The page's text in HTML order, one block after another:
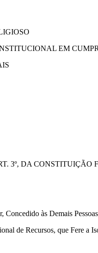
EM
3º, DA
Concedido às Demais
de Recursos, que Fere a